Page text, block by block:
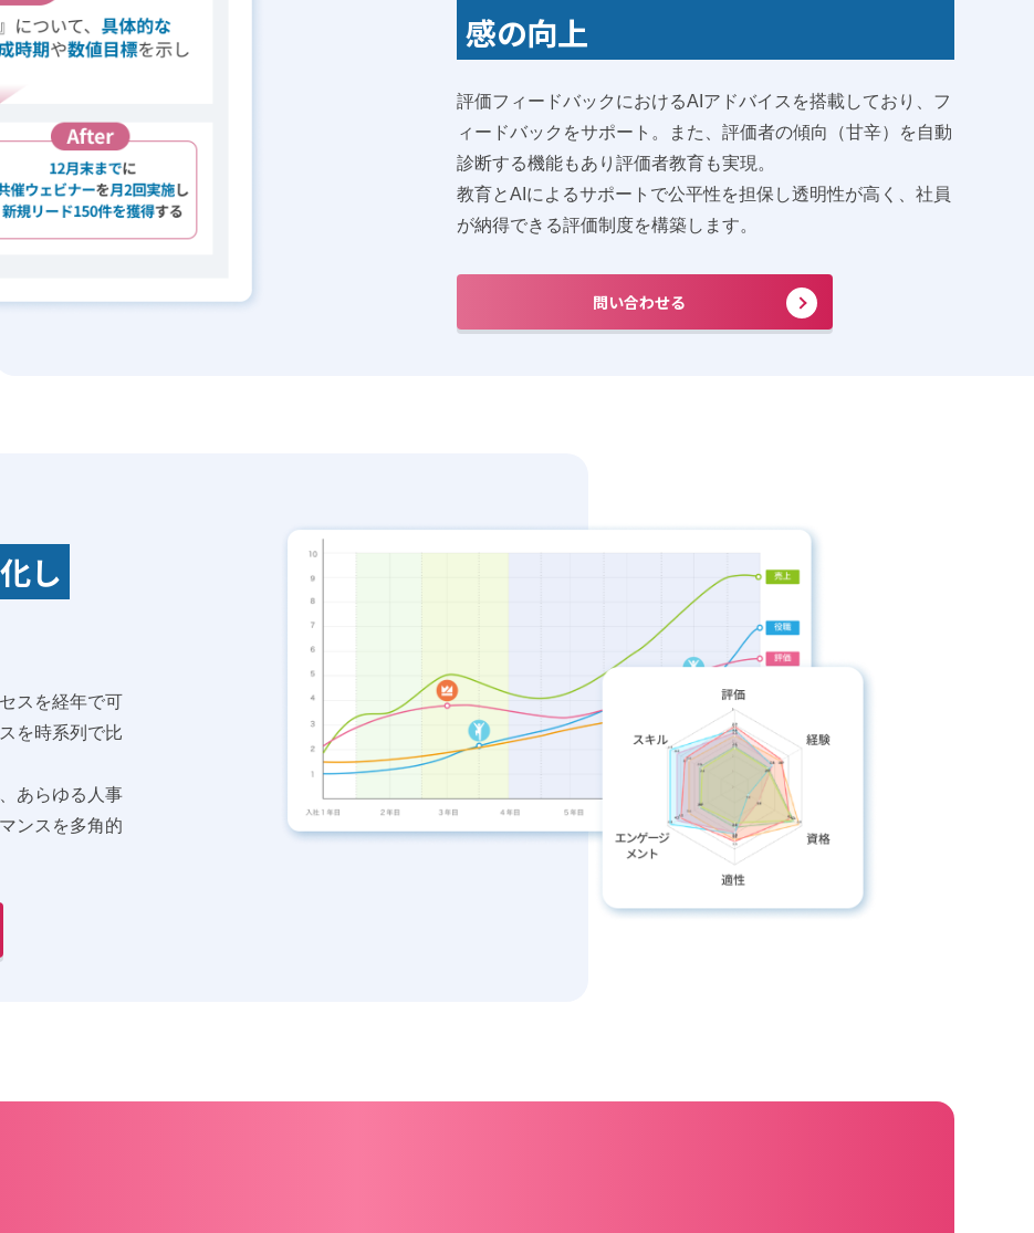
感の向上
評価フィードバックにおけるAIアドバイスを搭載しており、フ
ィードバックをサポート。また、評価者の傾向（甘辛）を自動
診断する機能もあり評価者教育も実現。
教育とAIによるサポートで公平性を担保し透明性が高く、社員
が納得できる評価制度を構築します。
問い合わせる
し
スを経年で可
を時系列で比
あらゆる人事
ンスを多角的